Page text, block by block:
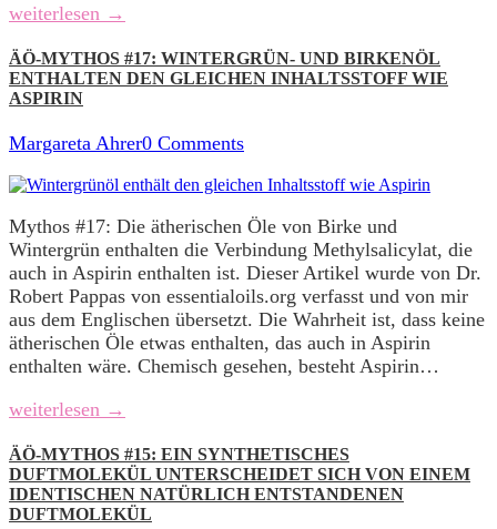
weiterlesen →
ÄÖ-MYTHOS #17: WINTERGRÜN- UND BIRKENÖL
ENTHALTEN DEN GLEICHEN INHALTSSTOFF WIE
ASPIRIN
Margareta Ahrer0 Comments
Mythos #17: Die ätherischen Öle von Birke und
Wintergrün enthalten die Verbindung Methylsalicylat, die
auch in Aspirin enthalten ist. Dieser Artikel wurde von Dr.
Robert Pappas von essentialoils.org verfasst und von mir
aus dem Englischen übersetzt. Die Wahrheit ist, dass keine
ätherischen Öle etwas enthalten, das auch in Aspirin
enthalten wäre. Chemisch gesehen, besteht Aspirin…
weiterlesen →
ÄÖ-MYTHOS #15: EIN SYNTHETISCHES
DUFTMOLEKÜL UNTERSCHEIDET SICH VON EINEM
IDENTISCHEN NATÜRLICH ENTSTANDENEN
DUFTMOLEKÜL